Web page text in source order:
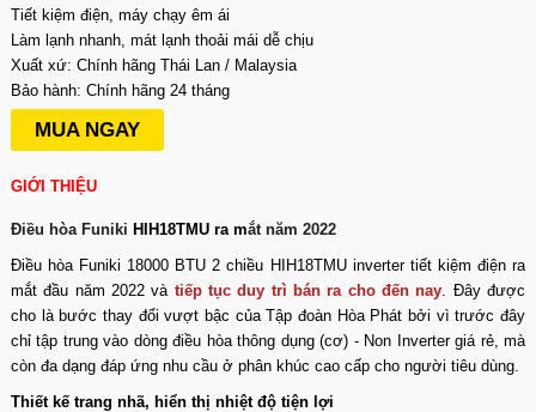
Tiết kiệm điện, máy chạy êm ái
Làm lạnh nhanh, mát lạnh thoải mái dễ chịu
Xuất xứ: Chính hãng Thái Lan / Malaysia
Bảo hành: Chính hãng 24 tháng
MUA NGAY
GIỚI THIỆU
Điều hòa Funiki HIH18TMU ra mắt năm 2022
Điều hòa Funiki 18000 BTU 2 chiều HIH18TMUinverter tiết kiệm điện ra
mắt đầu năm 2022 và tiếp tục duy trì bán ra cho đến nay. Đây được
cho là bước thay đổi vượt bậc của Tập đoàn Hòa Phát bởi vì trước đây
chỉ tập trung vào dòngđiều hòathông dụng (cơ) - Non Inverter giá rẻ, mà
còn đa dạng đáp ứng nhu cầu ở phân khúc cao cấp cho người tiêu dùng.
Thiết kế trang nhã, hiển thị nhiệt độ tiện lợi